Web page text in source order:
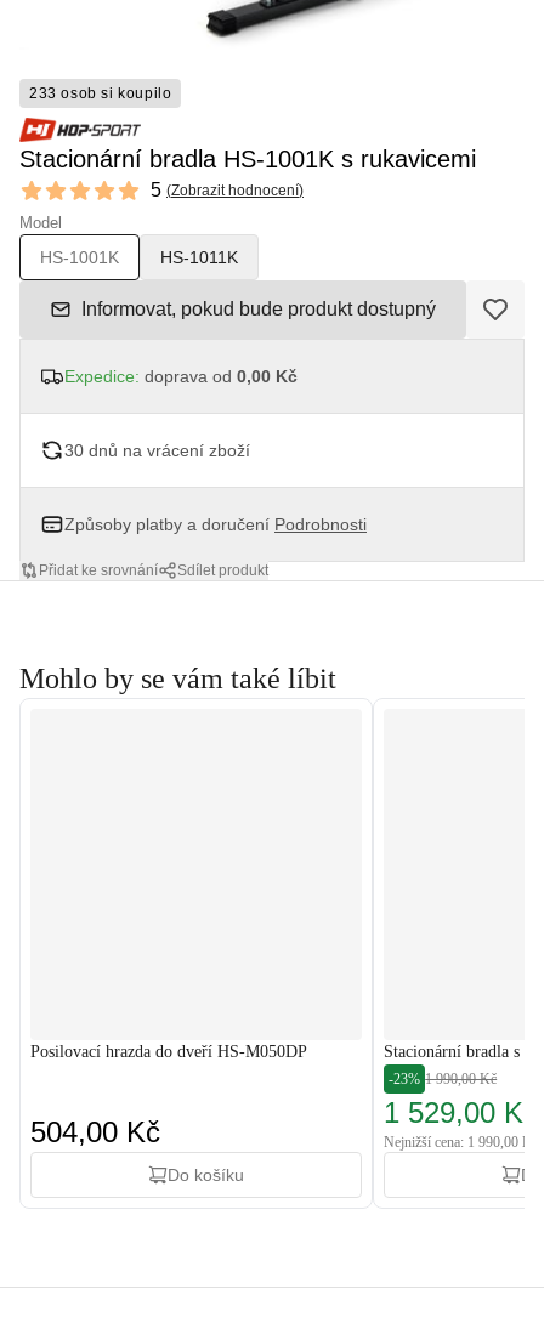
233 osob si koupilo
Stacionární bradla HS-1001K s rukavicemi
Reviews
5 out of 5 stars 5 (Zobrazit hodnocení)
Model
HS-1001K HS-1011K
Informovat, pokud bude produkt dostupný
Expedice: doprava od 0,00 Kč
30 dnů na vrácení zboží
Způsoby platby a doručení Podrobnosti
Přidat ke srovnání Sdílet produkt
Mohlo by se vám také líbit
Posilovací hrazda do dveří HS-M050DP
504,00 Kč
Do košíku
Stacionární bradla s
-23% 1 990,00 Kč
1 529,00 Kč
Nejnižší cena: 1 990,00 Kč